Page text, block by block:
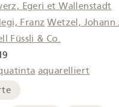
Egeri et Wallenstadt
Franz Wetzel, Johann
Füssli & Co.
aquarelliert